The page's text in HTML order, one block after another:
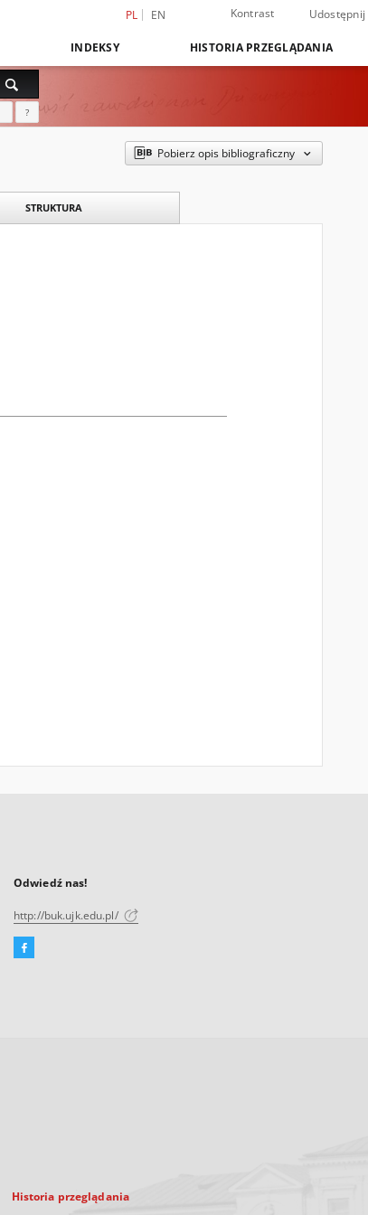
PL EN Kontrast Udostępnij
INDEKSY HISTORIA PRZEGLĄDANIA
?
Pobierz opis bibliograficzny
STRUKTURA
Odwiedź nas!
http://buk.ujk.edu.pl/
Facebook
Historia przeglądania